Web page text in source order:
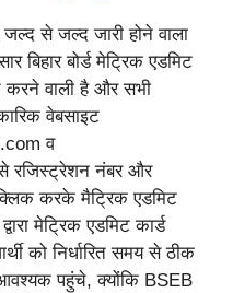
जल्द से जल्द जारी होने वाला
बिहार बोर्ड मेट्रिक एडमिट
करने वाली है और सभी
वेबसाइट
व
रजिस्ट्रेशन नंबर और
करके मैट्रिक एडमिट
मेट्रिक एडमिट कार्ड
को निर्धारित समय से ठीक
पहुंचे, क्योंकि BSEB